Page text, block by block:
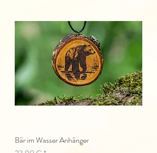
Bär im Wasser Anhänger